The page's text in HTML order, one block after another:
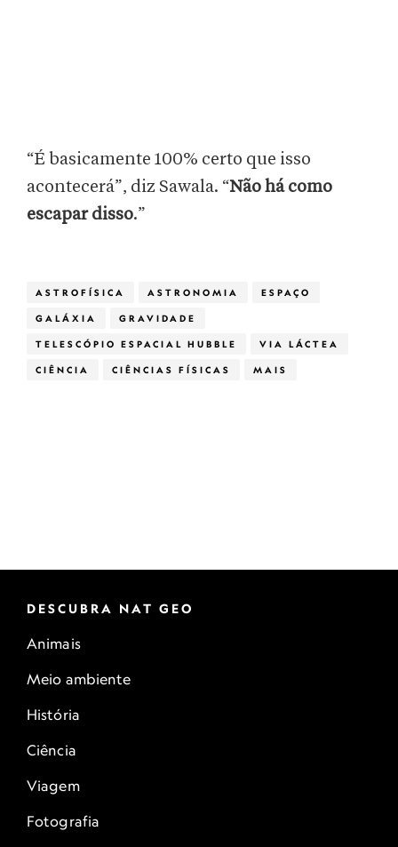
“É basicamente 100% certo que isso
acontecerá”, diz Sawala. “Não há como
escapar disso.”
ASTROFÍSICA ASTRONOMIA ESPAÇO
GALÁXIA GRAVIDADE
TELESCÓPIO ESPACIAL HUBBLE VIA LÁCTEA
CIÊNCIA CIÊNCIAS FÍSICAS MAIS
DESCUBRA NAT GEO
Animais
Meio ambiente
História
Ciência
Viagem
Fotografia